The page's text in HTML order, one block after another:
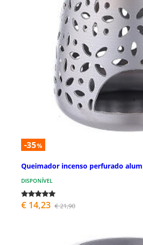
-35%
Queimador incenso perfurado
DISPONÍVEL
€ 14,23 € 21,90